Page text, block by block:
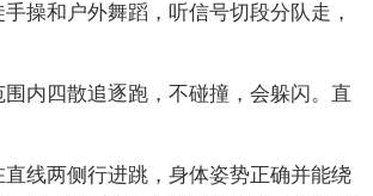
操和户外舞蹈，听信号切段分队走，
围内四散追逐跑，不碰撞，会躲闪。直
直线两侧行进跳，身体姿势正确并能绕